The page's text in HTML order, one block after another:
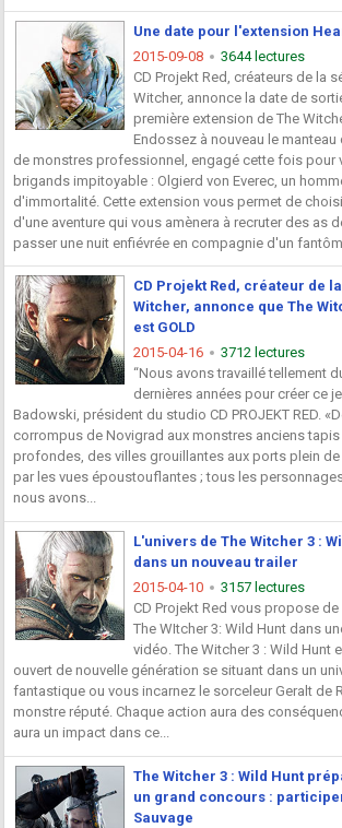
Une date pour l'extension
2015-09-08
3644 lectures
CD Projekt Red, créateurs de la
Witcher, annonce la date de
première extension de The
Endossez à nouveau le manteau
de monstres professionnel, engagé cette fois pour
brigands impitoyable : Olgierd von Everec, un
d'immortalité. Cette extension vous permet de
d'une aventure qui vous amènera à recruter des as
passer une nuit enfiévrée en compagnie d'un
CD Projekt Red, créateur de
Witcher, annonce que The
est GOLD
2015-04-16
3712 lectures
“Nous avons travaillé tellement
dernières années pour créer ce
Badowski, président du studio CD PROJEKT RED.
corrompus de Novigrad aux monstres anciens
profondes, des villes grouillantes aux ports plein
par les vues époustouflantes ; tous les
nous avons...
L'univers de The Witcher 3 :
dans un nouveau trailer
2015-04-10
3157 lectures
CD Projekt Red vous propose
The WItcher 3: Wild Hunt dans
vidéo. The Witcher 3 : Wild Hunt
ouvert de nouvelle génération se situant dans un
fantastique ou vous incarnez le sorceleur Geralt de
monstre réputé. Chaque action aura des
aura un impact dans ce...
The Witcher 3 : Wild Hunt
un grand concours :
Sauvage